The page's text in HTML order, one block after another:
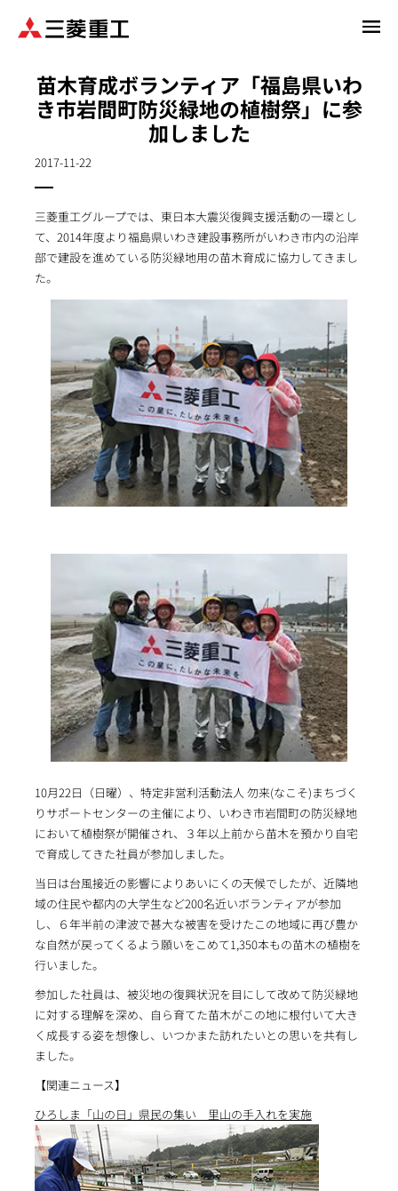
苗木育成ボランティア「福島県いわ
き市岩間町防災緑地の植樹祭」に参
加しました
2017-11-22
三菱重工グループでは、東日本大震災復興支援活動の一環とし
て、2014年度より福島県いわき建設事務所がいわき市内の沿岸
部で建設を進めている防災緑地用の苗木育成に協力してきまし
た。
10月22日（日曜）、特定非営利活動法人 勿来(なこそ)まちづく
りサポートセンターの主催により、いわき市岩間町の防災緑地
において植樹祭が開催され、３年以上前から苗木を預かり自宅
で育成してきた社員が参加しました。
当日は台風接近の影響によりあいにくの天候でしたが、近隣地
域の住民や都内の大学生など200名近いボランティアが参加
し、６年半前の津波で甚大な被害を受けたこの地域に再び豊か
な自然が戻ってくるよう願いをこめて1,350本もの苗木の植樹を
行いました。
参加した社員は、被災地の復興状況を目にして改めて防災緑地
に対する理解を深め、自ら育てた苗木がこの地に根付いて大き
く成長する姿を想像し、いつかまた訪れたいとの思いを共有し
ました。
【関連ニュース】
ひろしま「山の日」県民の集い 里山の手入れを実施